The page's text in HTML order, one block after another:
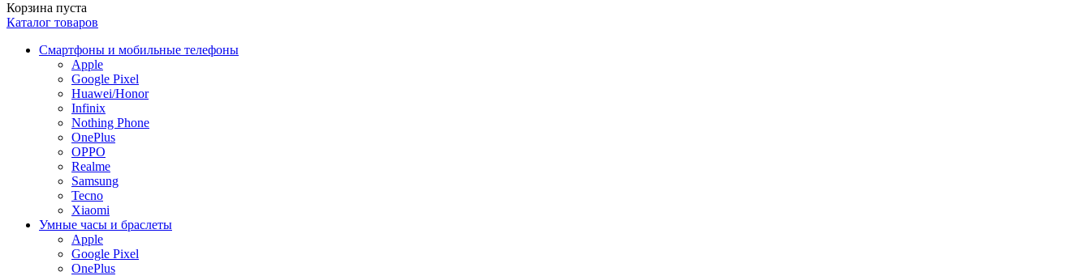
Корзина пуста
Каталог товаров
Смартфоны и мобильные телефоны
Apple
Google Pixel
Huawei/Honor
Infinix
Nothing Phone
OnePlus
OPPO
Realme
Samsung
Tecno
Xiaomi
Умные часы и браслеты
Apple
Google Pixel
OnePlus